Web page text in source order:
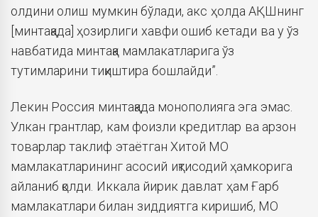
олдини олиш мумкин бўлади, акс ҳолда АҚШнинг
[минтақада] ҳозирлиги хавфи ошиб кетади ва у ўз
навбатида минтақа мамлакатларига ўз
тутимларини тиқиштира бошлайди”.
Лекин Россия минтақада монополияга эга эмас.
Улкан грантлар, кам фоизли кредитлар ва арзон
товарлар таклиф этаётган Хитой МО
мамлакатларининг асосий иқтисодий ҳамкорига
айланиб қолди. Иккала йирик давлат ҳам Ғарб
мамлакатлари билан зиддиятга киришиб, МО